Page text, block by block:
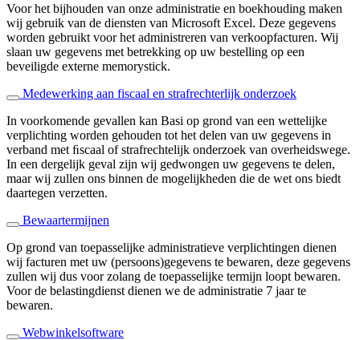
Voor het bijhouden van onze administratie en boekhouding maken
wij gebruik van de diensten van Microsoft Excel. Deze gegevens
worden gebruikt voor het administreren van verkoopfacturen. Wij
slaan uw gegevens met betrekking op uw bestelling op een
beveiligde externe memorystick.
Medewerking aan fiscaal en strafrechterlijk onderzoek
In voorkomende gevallen kan Basi op grond van een wettelijke
verplichting worden gehouden tot het delen van uw gegevens in
verband met ﬁscaal of strafrechtelijk onderzoek van overheidswege.
In een dergelijk geval zijn wij gedwongen uw gegevens te delen,
maar wij zullen ons binnen de mogelijkheden die de wet ons biedt
daartegen verzetten.
Bewaartermijnen
Op grond van toepasselijke administratieve verplichtingen dienen
wij facturen met uw (persoons)gegevens te bewaren, deze gegevens
zullen wij dus voor zolang de toepasselijke termijn loopt bewaren.
Voor de belastingdienst dienen we de administratie 7 jaar te
bewaren.
Webwinkelsoftware